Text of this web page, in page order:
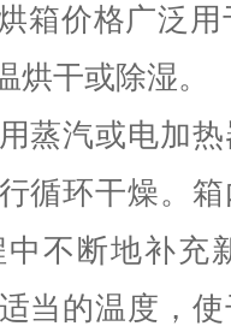
箱价格广泛
烘干或除湿。
蒸汽或电加
循环干燥。
不断地补充
当的温度，